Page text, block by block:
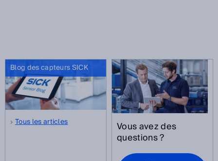
Blog des capteurs SICK
Tous les articles Vous avez des
questions ?